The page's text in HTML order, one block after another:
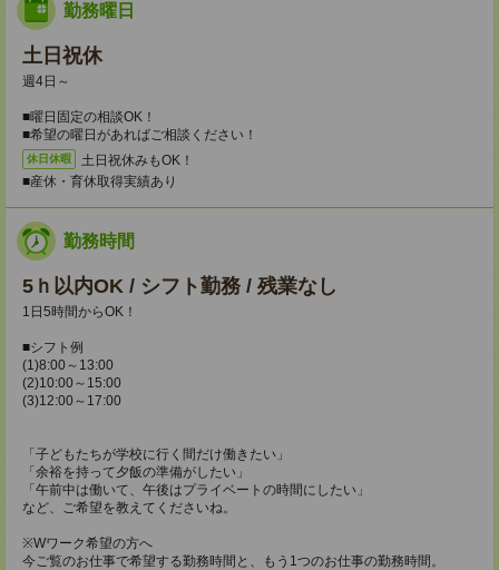
勤務曜日
土日祝休
週4日～
■曜日固定の相談OK！
■希望の曜日があればご相談ください！
休日休暇
土日祝休みもOK！
■産休・育休取得実績あり
勤務時間
5ｈ以内OK / シフト勤務 / 残業なし
1日5時間からOK！
■シフト例
(1)8:00～13:00
(2)10:00～15:00
(3)12:00～17:00
「子どもたちが学校に行く間だけ働きたい」
「余裕を持って夕飯の準備がしたい」
「午前中は働いて、午後はプライベートの時間にしたい」
など、ご希望を教えてくださいね。
※Wワーク希望の方へ
今ご覧のお仕事で希望する勤務時間と、もう1つのお仕事の勤務時間。